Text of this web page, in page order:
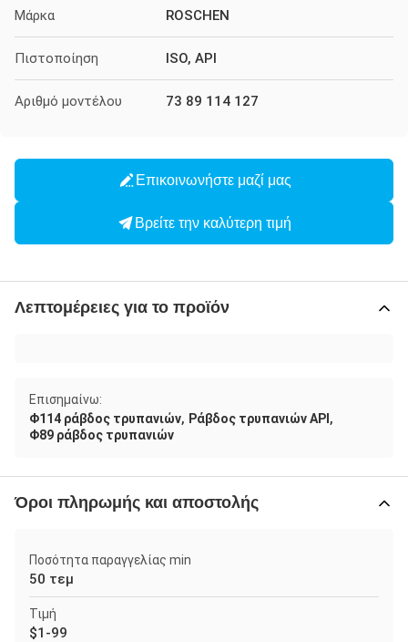
Μάρκα ROSCHEN
Πιστοποίηση ISO, API
Αριθμό μοντέλου 73 89 114 127
Επικοινωνήστε μαζί μας
Βρείτε την καλύτερη τιμή
Λεπτομέρειες για το προϊόν
Επισημαίνω:
Φ114 ράβδος τρυπανιών, Ράβδος τρυπανιών API ,
Φ89 ράβδος τρυπανιών
Όροι πληρωμής και αποστολής
Ποσότητα παραγγελίας min
50 τεμ
Τιμή
$1-99